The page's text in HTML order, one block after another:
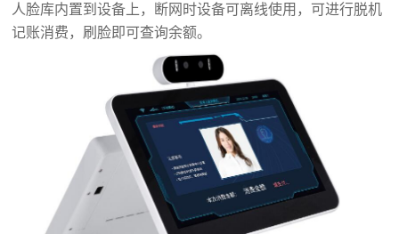
人脸库内置到设备上，断网时设备可离线使用，可进行脱机
记账消费，刷脸即可查询余额。